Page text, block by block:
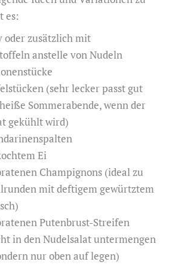
es:
oder zusätzlich mit
anstelle von Nudeln
(sehr lecker passt gut
Sommerabende, wenn der
gekühlt wird)
Ei
Champignons (ideal zu
mit deftigem gewürtztem
Putenbrust-Streifen
in den Nudelsalat untermengen
nur oben auf legen)